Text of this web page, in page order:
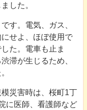
した。
す。電気、ガス、
せよ、ほぼ使用で
た。電車も止ま
滞が生じるため、
災害時は、桜町1丁
に医師、看護師など